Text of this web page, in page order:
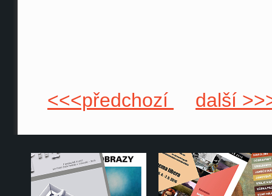
<<<předchozí další